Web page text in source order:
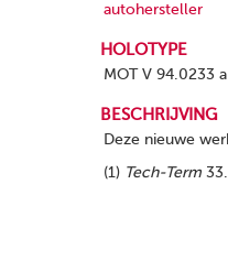
autohersteller
HOLOTYPE
MOT V 94.0233
BESCHRIJVING
Deze nieuwe
(1) Tech-Term